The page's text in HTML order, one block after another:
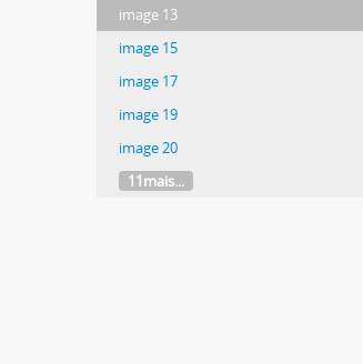
image 13
image 15
image 17
image 19
image 20
11mais...